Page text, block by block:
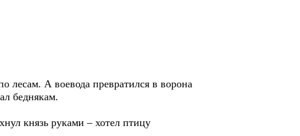
лесам. А воевода превратился в ворона
беднякам.
князь руками – хотел птицу